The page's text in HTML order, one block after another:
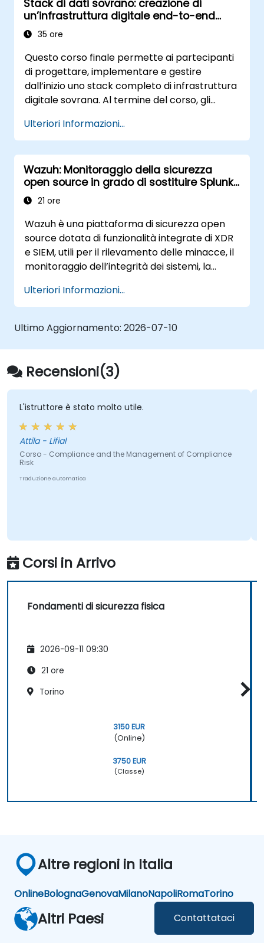
Contattataci
Demonstrare di possedere competenze
riguardanti il PCI DSS e la sua applicazione
alle organizzazioni coinvolte nel ciclo delle
Stack di dati sovrano: creazione di
un’infrastruttura digitale end-to-end
auto-ospitata
35 ore
Questo corso finale permette ai partecipanti
di progettare, implementare e gestire
dall’inizio uno stack completo di infrastruttura
digitale sovrana. Al termine del corso, gli
organizzazione funzionante utilizzando
esclusivamente strumenti open source auto-
ospitati: per l’identità, la comunicazione, la
produttività, lo sviluppo, la sicurezza,
l’intelligenza artificiale e il monitoraggio –
tutto senza dipendere da Google, Microsoft,
Ulteriori Informazioni...
Wazuh: Monitoraggio della sicurezza
open source in grado di sostituire Splunk
e Sentinel
21 ore
Wazuh è una piattaforma di sicurezza open
source dotata di funzionalità integrate di XDR
e SIEM, utili per il rilevamento delle minacce, il
monitoraggio dell’integrità dei sistemi, la
normativa. Aggrega i dati provenienti dagli
endpoint in un motore di analisi autogestito,
offrendo così un’alternativa credibile a Splunk
Enterprise Security, Microsoft Sentinel e ad
altri sistemi SIEM basati sul cloud.
Ulteriori Informazioni...
Ultimo Aggiornamento: 2026-07-10
Recensioni(3)
è stato molto utile.
and the Management of Compliance Corso - Micro
Corsi in Arrivo
Fondamenti di sicurezza fisica
2026-09-11 09:30
21 ore
Torino
3150 EUR
(Online)
3750 EUR
(Classe)
Altre regioni in Italia
OnlineBolognaGenovaMilanoNapoliRomaTorino
Altri Paesi